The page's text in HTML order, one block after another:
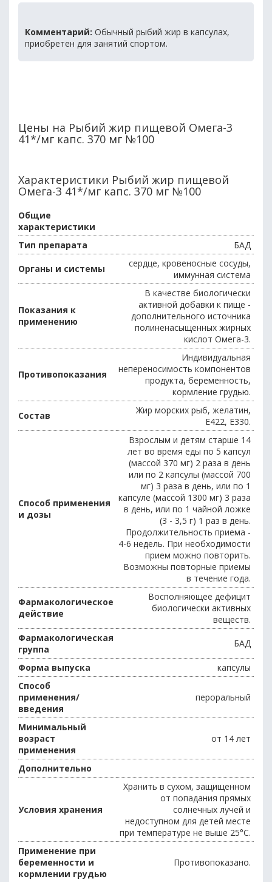
Комментарий: Обычный рыбий жир в капсулах,
приобретен для занятий спортом.
Цены на Рыбий жир пищевой Омега-3
41*/мг капс. 370 мг №100
Характеристики Рыбий жир пищевой
Омега-3 41*/мг капс. 370 мг №100
Общие
характеристики
Тип препарата
БАД
Органы и системы
сердце, кровеносные сосуды,
иммунная система
Показания к
применению
В качестве биологически
активной добавки к пище -
дополнительного источника
полиненасыщенных жирных
кислот Омега-3.
Противопоказания
Индивидуальная
непереносимость компонентов
продукта, беременность,
кормление грудью.
Состав
Жир морских рыб, желатин,
Е422, Е330.
Способ применения
и дозы
Взрослым и детям старше 14
лет во время еды по 5 капсул
(массой 370 мг) 2 раза в день
или по 2 капсулы (массой 700
мг) 3 раза в день, или по 1
капсуле (массой 1300 мг) 3 раза
в день, или по 1 чайной ложке
(3 - 3,5 г) 1 раз в день.
Продолжительность приема -
4-6 недель. При необходимости
прием можно повторить.
Возможны повторные приемы
в течение года.
Фармакологическое
действие
Восполняющее дефицит
биологически активных
веществ.
Фармакологическая
группа
БАД
Форма выпуска
капсулы
Способ
применения/
введения
пероральный
Минимальный
возраст
применения
от 14 лет
Дополнительно
Условия хранения
Хранить в сухом, защищенном
от попадания прямых
солнечных лучей и
недоступном для детей месте
при температуре не выше 25°С.
Применение при
беременности и
кормлении грудью
Противопоказано.